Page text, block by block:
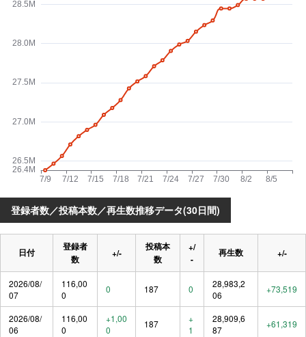
登録者数／投稿本数／再生数推移データ(30日間)
日付
登録者
数
+/-
投稿本
数
+/
-
再生数 +/-
2026/08/
07
116,00
0
0 187 0
28,983,2
06
+73,519
2026/08/
06
116,00
0
+1,00
0
187
+
1
28,909,6
87
+61,319